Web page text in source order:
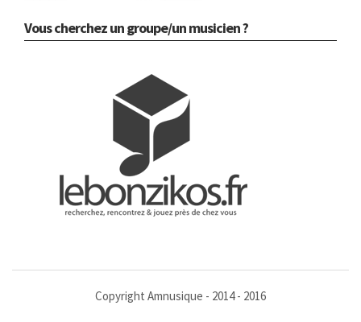
Vous cherchez un groupe/un musicien ?
Copyright Amnusique - 2014 - 2016